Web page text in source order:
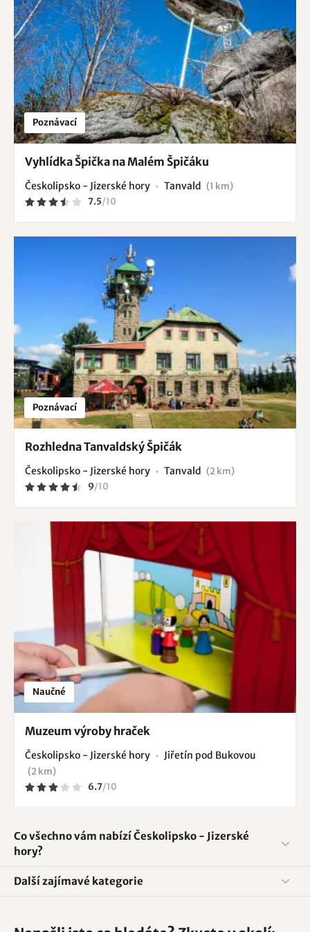
Poznávací
Vyhlídka Špička na Malém Špičáku
Českolipsko - Jizerské hory Tanvald (1 km)
7.5/10
Poznávací
Rozhledna Tanvaldský Špičák
Českolipsko - Jizerské hory Tanvald (2 km)
9/10
Naučné
Muzeum výroby hraček
Českolipsko - Jizerské hory Jiřetín pod Bukovou
(2 km)
6.7/10
Co všechno vám nabízí Českolipsko - Jizerské
hory?
Další zajímavé kategorie